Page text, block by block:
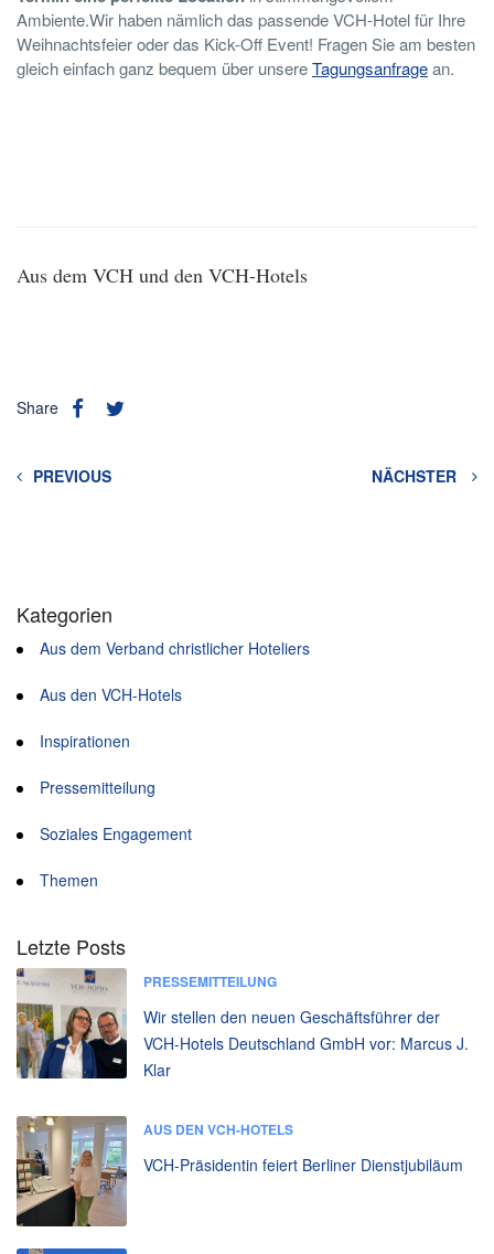
Ambiente.Wir haben nämlich das passende VCH-Hotel für Ihre
Weihnachtsfeier oder das Kick-Off Event! Fragen Sie am besten
gleich einfach ganz bequem über unsereTagungsanfragean.
Aus dem VCH und den VCH-Hotels
Share
PREVIOUS NÄCHSTER
Kategorien
Aus dem Verband christlicher Hoteliers
Aus den VCH-Hotels
Inspirationen
Pressemitteilung
Soziales Engagement
Themen
Letzte Posts
PRESSEMITTEILUNG
Wir stellen den neuen Geschäftsführer der
VCH-Hotels Deutschland GmbH vor: Marcus J.
Klar
AUS DEN VCH-HOTELS
VCH-Präsidentin feiert Berliner Dienstjubiläum